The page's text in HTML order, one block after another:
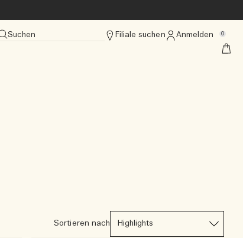
Suchen Filiale suchen Anmelden 0
Sortieren nach